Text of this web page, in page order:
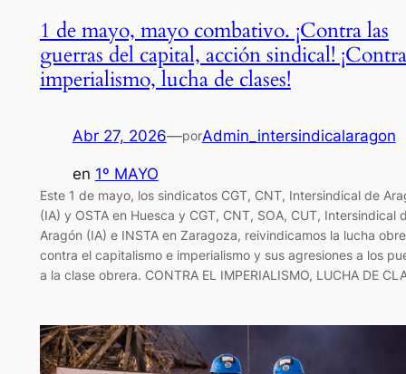
1 de mayo, mayo combativo. ¡Contra las
guerras del capital, acción sindical!
imperialismo, lucha de clases!
Abr 27, 2026—porAdmin_intersindicalaragon
en 1º MAYO
Este 1 de mayo, los sindicatos CGT, CNT, Intersindical de
(IA) y OSTA en Huesca y CGT, CNT, SOA, CUT, Intersindical
Aragón (IA) e INSTA en Zaragoza, reivindicamos la lucha
contra el capitalismo e imperialismo y sus agresiones a los
a la clase obrera. CONTRA EL IMPERIALISMO, LUCHA DE